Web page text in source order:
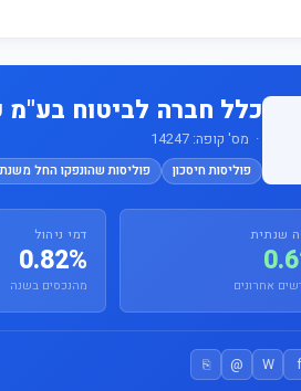
כלל חברה לביטוח
· מס' קופה: 14247
פוליסות חיסכון פוליסות שהונפקו החל משנת 2004
שנתית דמי ניהול
0.82%
מהנכסים בשנה
f
W
@
⎘